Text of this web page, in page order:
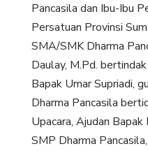
Pancasila dan Ibu-Ibu
Persatuan Provinsi
SMA/SMK Dharma
Daulay, M.Pd.
Bapak Umar Supriadi,
Dharma Pancasila
Upacara, Ajudan
SMP Dharma